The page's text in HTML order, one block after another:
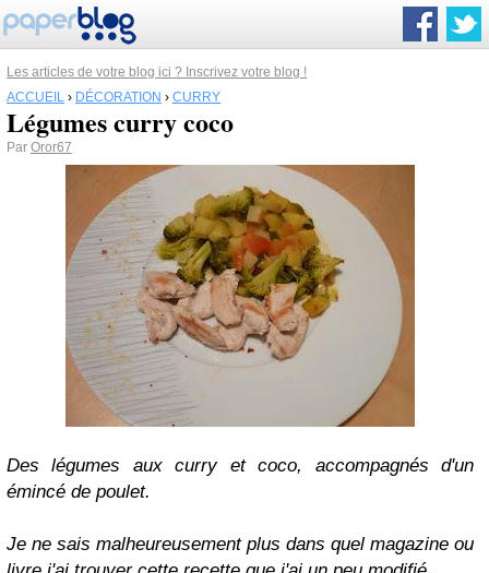
Les articles de votre blog ici ? Inscrivez votre blog !
ACCUEIL › DÉCORATION › CURRY
Légumes curry coco
Par Oror67
Des légumes aux curry et coco, accompagnés d'un
émincé de poulet.
Je ne sais malheureusement plus dans quel magazine ou